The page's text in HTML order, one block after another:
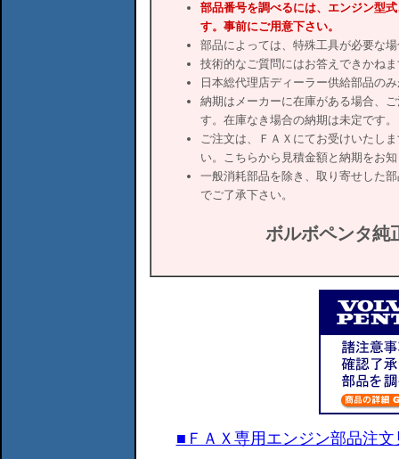
部品番号を調べるには、エンジン型
す。事前にご用意下さい。
部品によっては、特殊工具が必要な
技術的なご質問にはお答えできかね
日本総代理店ディーラー供給部品の
納期はメーカーに在庫がある場合、
す。在庫なき場合の納期は未定です。
ご注文は、ＦＡＸにてお受けいたし
い。こちらから見積金額と納期をお
一般消耗部品を除き、取り寄せした
でご了承下さい。
ボルボペンタ純
■ＦＡＸ専用エンジン部品注